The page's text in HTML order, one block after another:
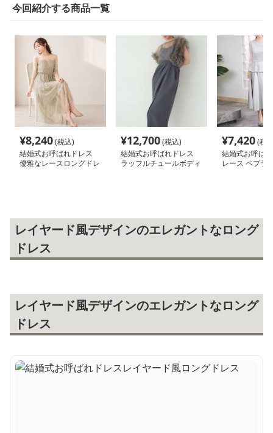
今回紹介する商品一覧
¥8,240(税込)
結婚式お呼ばれドレス
優雅なレースロングドレ
¥12,700(税込)
結婚式お呼ばれドレス
ラッフルチュールボディ
¥7,420(税
結婚式お呼ば
レース ペプラ
レイヤード風デザインのエレガントなロング
ドレス
レイヤード風デザインのエレガントなロング
ドレス